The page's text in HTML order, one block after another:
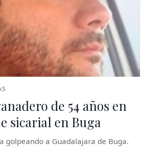
de 54 años en
sicarial en Buga
golpeando a Guadalajara de Buga.